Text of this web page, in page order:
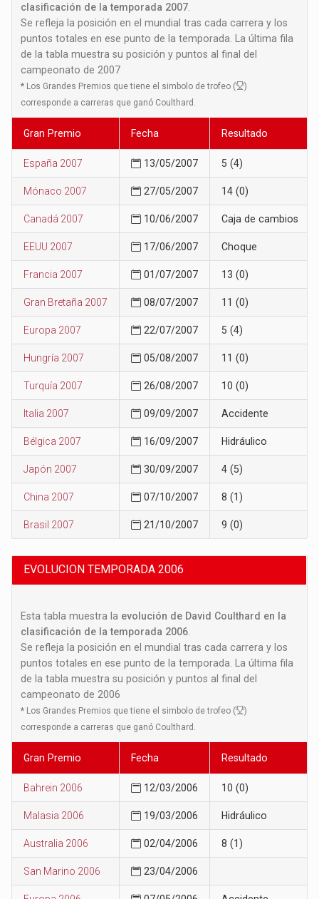
clasificación de la temporada 2007
Se refleja la posición en el mundial tras cada carrera y los
puntos totales en ese punto de la temporada. La última fila
de la tabla muestra su posición y puntos al final del
campeonato de 2007
* Los Grandes Premios que tiene el simbolo de trofeo (
)
corresponde a carreras que ganó Coulthard.
Gran Premio Fecha Resultado
España 2007 13/05/2007 5 (4)
Mónaco 2007 27/05/2007 14 (0)
Canadá 2007 10/06/2007 Caja de cambios
EEUU 2007 17/06/2007 Choque
Francia 2007 01/07/2007 13 (0)
Gran Bretaña 2007 08/07/2007 11 (0)
Europa 2007 22/07/2007 5 (4)
Hungría 2007 05/08/2007 11 (0)
Turquía 2007 26/08/2007 10 (0)
Italia 2007 09/09/2007 Accidente
Bélgica 2007 16/09/2007 Hidráulico
Japón 2007 30/09/2007 4 (5)
China 2007 07/10/2007 8 (1)
Brasil 2007 21/10/2007 9 (0)
EVOLUCION TEMPORADA 2006
Esta tabla muestra la evolución de David Coulthard en la
clasificación de la temporada 2006
Se refleja la posición en el mundial tras cada carrera y los
puntos totales en ese punto de la temporada. La última fila
de la tabla muestra su posición y puntos al final del
campeonato de 2006
* Los Grandes Premios que tiene el simbolo de trofeo (
)
corresponde a carreras que ganó Coulthard.
Gran Premio Fecha Resultado
Bahrein 2006 12/03/2006 10 (0)
Malasia 2006 19/03/2006 Hidráulico
Australia 2006 02/04/2006 8 (1)
San Marino 2006 23/04/2006